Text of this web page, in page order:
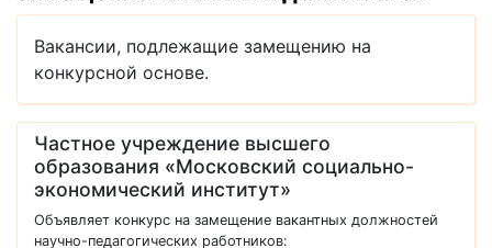
Вакансии, подлежащие замещению на
конкурсной основе.
Частное учреждение высшего
образования «Московский социально-
экономический институт»
Объявляет конкурс на замещение вакантных должностей
научно-педагогических работников: